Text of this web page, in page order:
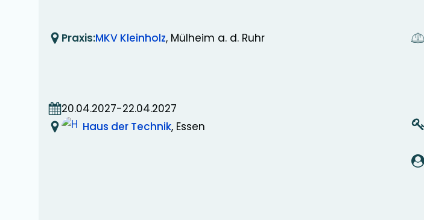
Praxis:MKV Kleinholz, Mülheim a. d. Ruhr
20.04.2027-22.04.2027
Haus der Technik, Essen